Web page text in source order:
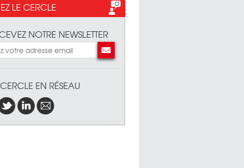
LE CERCLE
NOTRE NEWSLETTER
EN RÉSEAU